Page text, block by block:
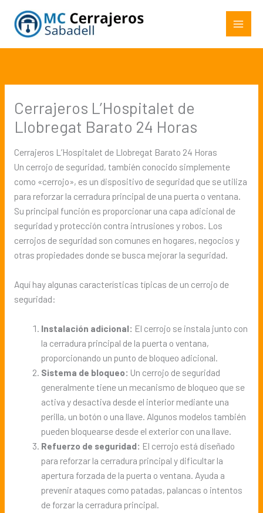
contenido
Cerrajeros L’Hospitalet de
Llobregat Barato 24 Horas
Cerrajeros L’Hospitalet de Llobregat Barato 24 Horas
Un cerrojo de seguridad, también conocido simplemente
como «cerrojo», es un dispositivo de seguridad que se utiliza
para reforzar la cerradura principal de una puerta o ventana.
Su principal función es proporcionar una capa adicional de
seguridad y protección contra intrusiones y robos. Los
cerrojos de seguridad son comunes en hogares, negocios y
otras propiedades donde se busca mejorar la seguridad.
Aquí hay algunas características típicas de un cerrojo de
seguridad:
Instalación adicional: El cerrojo se instala junto con
la cerradura principal de la puerta o ventana,
proporcionando un punto de bloqueo adicional.
Sistema de bloqueo: Un cerrojo de seguridad
generalmente tiene un mecanismo de bloqueo que se
activa y desactiva desde el interior mediante una
perilla, un botón o una llave. Algunos modelos también
pueden bloquearse desde el exterior con una llave.
Refuerzo de seguridad: El cerrojo está diseñado
para reforzar la cerradura principal y dificultar la
apertura forzada de la puerta o ventana. Ayuda a
prevenir ataques como patadas, palancas o intentos
de forzar la cerradura principal.